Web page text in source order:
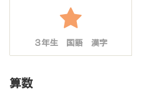
３年生 国語 漢字
算数